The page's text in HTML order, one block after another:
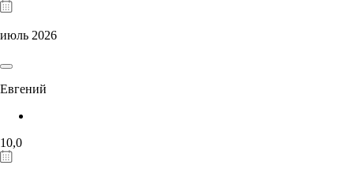
июль 2026
Евгений
10,0